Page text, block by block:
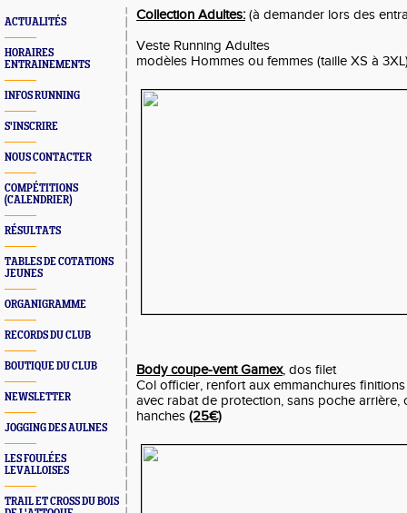
ACTUALITÉS
HORAIRES
ENTRAINEMENTS
INFOS RUNNING
S'INSCRIRE
NOUS CONTACTER
COMPÉTITIONS
(CALENDRIER)
RÉSULTATS
TABLES DE COTATIONS
JEUNES
ORGANIGRAMME
RECORDS DU CLUB
BOUTIQUE DU CLUB
NEWSLETTER
JOGGING DES AULNES
LES FOULÉES
LEVALLOISES
TRAIL ET CROSS DU BOIS
Collection Adultes: (à demander lors des
Veste Running Adultes
modèles Hommes ou femmes (taille XS à
Body coupe-vent Gamex, dos filet
Col officier, renfort aux emmanchures
avec rabat de protection, sans poche arrière,
hanches (25€)